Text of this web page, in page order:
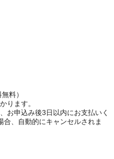
料）
ります。
お申込み後3日以内にお支払いく
、自動的にキャンセルされま